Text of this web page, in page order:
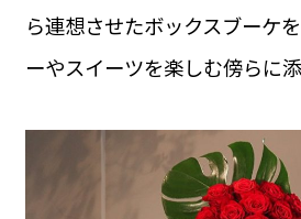
ら連想させたボックスブーケ
ーやスイーツを楽しむ傍らに添